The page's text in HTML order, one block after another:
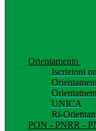
Orientamento
Iscrizioni
UNICA
Ri-
PON - PNRR -